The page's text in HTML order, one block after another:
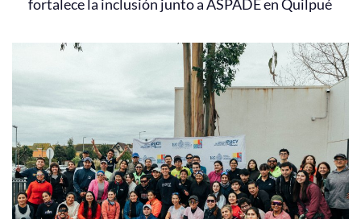
fortalece la inclusión junto a ASPADE en Quilpué